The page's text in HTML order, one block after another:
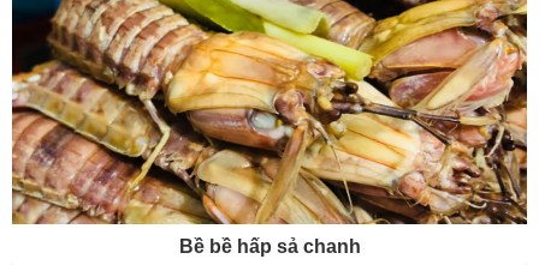
Bề bề hấp sả chanh